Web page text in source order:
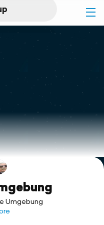
Umgebung